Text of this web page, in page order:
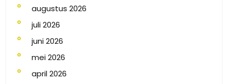
augustus 2026
juli 2026
juni 2026
mei 2026
april 2026